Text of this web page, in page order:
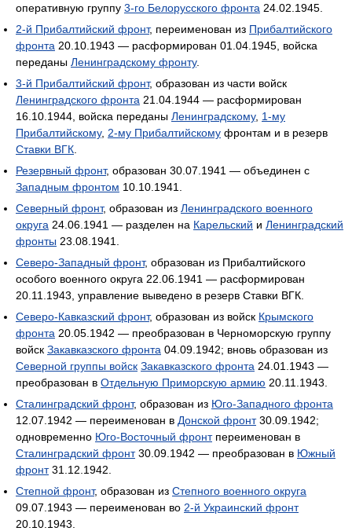
оперативную группу 3-го Белорусского фронта 24.02.1945.
2-й Прибалтийский фронт, переименован из Прибалтийского
фронта 20.10.1943 — расформирован 01.04.1945, войска
переданы Ленинградскому фронту.
3-й Прибалтийский фронт, образован из части войск
Ленинградского фронта 21.04.1944 — расформирован
16.10.1944, войска переданы Ленинградскому, 1-му
Прибалтийскому, 2-му Прибалтийскому фронтам и в резерв
Ставки ВГК
Резервный фронт, образован 30.07.1941 — объединен с
Западным фронтом 10.10.1941.
Северный фронт, образован из Ленинградского военного
округа 24.06.1941 — разделен на Карельский и Ленинградский
фронты 23.08.1941.
Северо-Западный фронт, образован из Прибалтийского
особого военного округа 22.06.1941 — расформирован
20.11.1943, управление выведено в резерв Ставки ВГК.
Северо-Кавказский фронт, образован из войск Крымского
фронта 20.05.1942 — преобразован в Черноморскую группу
войск Закавказского фронта 04.09.1942; вновь образован из
Северной группы войск Закавказского фронта 24.01.1943 —
преобразован в Отдельную Приморскую армию 20.11.1943.
Сталинградский фронт, образован из Юго-Западного фронта
12.07.1942 — переименован в Донской фронт30.09.1942;
одновременно Юго-Восточный фронтпереименован в
Сталинградский фронт30.09.1942 — преобразован в Южный
фронт31.12.1942.
Степной фронт, образован из Степного военного округа
09.07.1943 — переименован во 2-й Украинский фронт
20.10.1943.